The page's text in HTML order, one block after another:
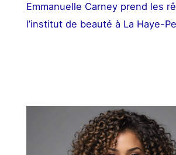
Emmanuelle Carney prend les
l’institut de beauté à La Haye-